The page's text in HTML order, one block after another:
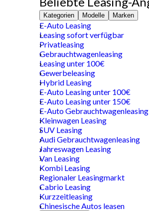
Kategorien Modelle Marken
E-Auto Leasing
Leasing sofort verfügbar
Privatleasing
Gebrauchtwagenleasing
Leasing unter 100€
Gewerbeleasing
Hybrid Leasing
E-Auto Leasing unter 100€
E-Auto Leasing unter 150€
E-Auto Gebrauchtwagenleasing
Kleinwagen Leasing
SUV Leasing
Audi Gebrauchtwagenleasing
Jahreswagen Leasing
Van Leasing
Kombi Leasing
Regionaler Leasingmarkt
Cabrio Leasing
Kurzzeitleasing
Chinesische Autos leasen